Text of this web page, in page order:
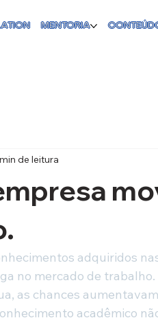
MENTORIA
de leitura
adquiridos
no mercado de
as chances
acadêmico